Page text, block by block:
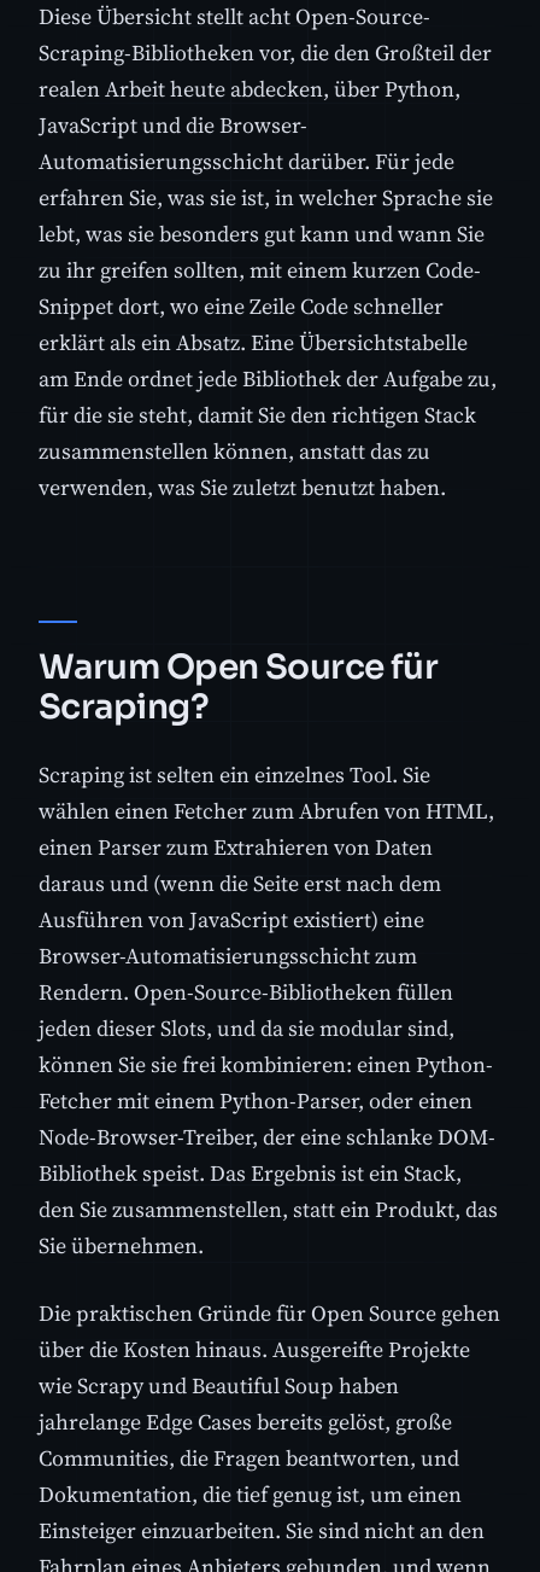
Diese Übersicht stellt acht Open-Source-
Scraping-Bibliotheken vor, die den Großteil der
realen Arbeit heute abdecken, über Python,
JavaScript und die Browser-
Automatisierungsschicht darüber. Für jede
erfahren Sie, was sie ist, in welcher Sprache sie
lebt, was sie besonders gut kann und wann Sie
zu ihr greifen sollten, mit einem kurzen Code-
Snippet dort, wo eine Zeile Code schneller
erklärt als ein Absatz. Eine Übersichtstabelle
am Ende ordnet jede Bibliothek der Aufgabe zu,
für die sie steht, damit Sie den richtigen Stack
zusammenstellen können, anstatt das zu
verwenden, was Sie zuletzt benutzt haben.
Warum Open Source für
Scraping?
Scraping ist selten ein einzelnes Tool. Sie
wählen einen Fetcher zum Abrufen von HTML,
einen Parser zum Extrahieren von Daten
daraus und (wenn die Seite erst nach dem
Ausführen von JavaScript existiert) eine
Browser-Automatisierungsschicht zum
Rendern. Open-Source-Bibliotheken füllen
jeden dieser Slots, und da sie modular sind,
können Sie sie frei kombinieren: einen Python-
Fetcher mit einem Python-Parser, oder einen
Node-Browser-Treiber, der eine schlanke DOM-
Bibliothek speist. Das Ergebnis ist ein Stack,
den Sie zusammenstellen, statt ein Produkt, das
Sie übernehmen.
Die praktischen Gründe für Open Source gehen
über die Kosten hinaus. Ausgereifte Projekte
wie Scrapy und Beautiful Soup haben
jahrelange Edge Cases bereits gelöst, große
Communities, die Fragen beantworten, und
Dokumentation, die tief genug ist, um einen
Einsteiger einzuarbeiten. Sie sind nicht an den